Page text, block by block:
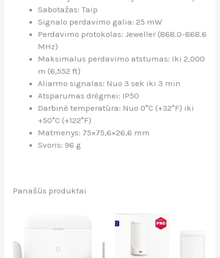
Sabotažas: Taip
Signalo perdavimo galia: 25 mW
Perdavimo protokolas: Jeweller (868.0-868.6
MHz)
Maksimalus perdavimo atstumas: Iki 2,000
m (6,552 ft)
Aliarmo signalas: Nuo 3 sek iki 3 min
Atsparumas drėgmei: IP50
Darbinė temperatūra: Nuo 0°C (+32°F) iki
+50°C (+122°F)
Matmenys: 75×75,6×26,6 mm
Svoris: 96 g
Panašūs produktai